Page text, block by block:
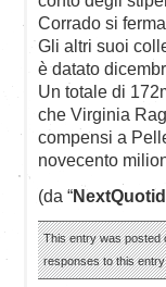
Corrado si
Gli altri suoi
è datato
Un totale di
che Virginia
compensi a
novecento
(da “
This entry was posted
responses to this